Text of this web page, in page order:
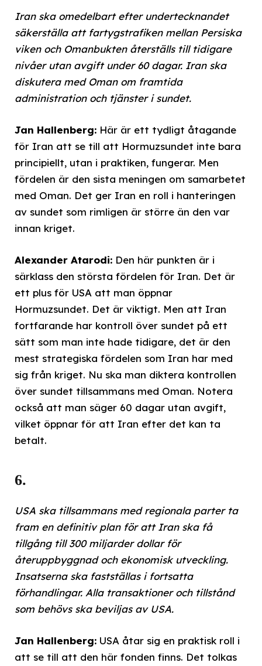
Iran ska omedelbart efter undertecknandet
säkerställa att fartygstrafiken mellan Persiska
viken och Omanbukten återställs till tidigare
nivåer utan avgift under 60 dagar. Iran ska
diskutera med Oman om framtida
administration och tjänster i sundet.
Jan Hallenberg: Här är ett tydligt åtagande
för Iran att se till att Hormuzsundet inte bara
principiellt, utan i praktiken, fungerar. Men
fördelen är den sista meningen om samarbetet
med Oman. Det ger Iran en roll i hanteringen
av sundet som rimligen är större än den var
innan kriget.
Alexander Atarodi: Den här punkten är i
särklass den största fördelen för Iran. Det är
ett plus för USA att man öppnar
Hormuzsundet. Det är viktigt. Men att Iran
fortfarande har kontroll över sundet på ett
sätt som man inte hade tidigare, det är den
mest strategiska fördelen som Iran har med
sig från kriget. Nu ska man diktera kontrollen
över sundet tillsammans med Oman. Notera
också att man säger 60 dagar utan avgift,
vilket öppnar för att Iran efter det kan ta
betalt.
6.
USA ska tillsammans med regionala parter ta
fram en definitiv plan för att Iran ska få
tillgång till 300 miljarder dollar för
återuppbyggnad och ekonomisk utveckling.
Insatserna ska fastställas i fortsatta
förhandlingar. Alla transaktioner och tillstånd
som behövs ska beviljas av USA.
Jan Hallenberg: USA åtar sig en praktisk roll i
att se till att den här fonden finns. Det tolkas